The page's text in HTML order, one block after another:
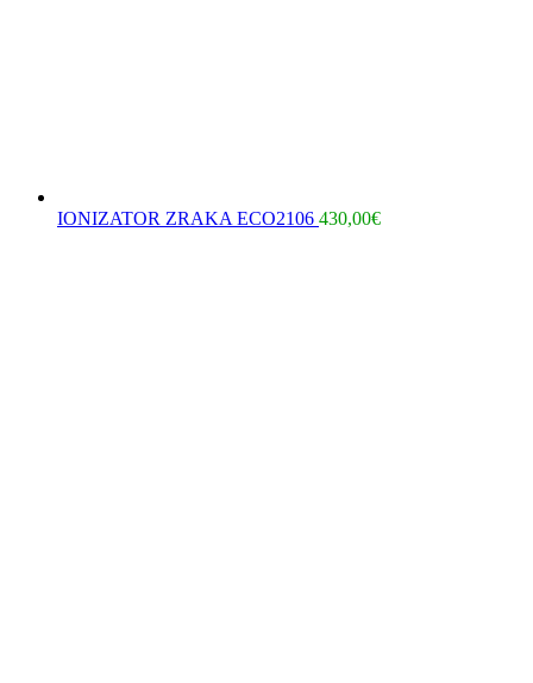
IONIZATOR ZRAKA ECO2106 430,00€